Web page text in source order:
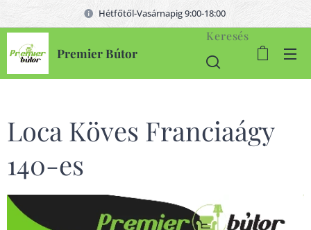
Hétfőtől-Vasárnapig 9:00-18:00
Premier Bútor
Keresés
Loca Köves Franciaágy
140-es